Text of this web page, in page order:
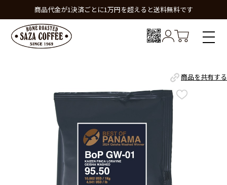
商品代金が1決済ごとに1万円を超えると送料無料です
商品を共有する